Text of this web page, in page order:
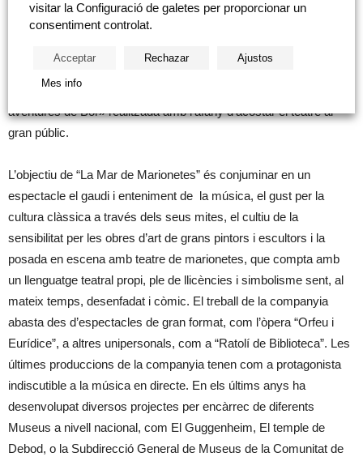
«La Mar de Marionetas» naix en 1997 com a continuació de la
diversos treballs per a l’àmbit de la televisió, destacant «Les
aventures de Bor» realitzada amb l’afany d’acostar el teatre al
gran públic.
L’objectiu de “La Mar de Marionetes” és conjuminar en un
espectacle el gaudi i enteniment de la música, el gust per la
cultura clàssica a través dels seus mites, el cultiu de la
sensibilitat per les obres d’art de grans pintors i escultors i la
posada en escena amb teatre de marionetes, que compta amb
un llenguatge teatral propi, ple de llicències i simbolisme sent, al
mateix temps, desenfadat i còmic. El treball de la companyia
abasta des d’espectacles de gran format, com l’òpera “Orfeu i
Eurídice”, a altres unipersonals, com a “Ratolí de Biblioteca”. Les
últimes produccions de la companyia tenen com a protagonista
indiscutible a la música en directe. En els últims anys ha
desenvolupat diversos projectes per encàrrec de diferents
Museus a nivell nacional, com El Guggenheim, El temple de
Debod, o la Subdirecció General de Museus de la Comunitat de
visitar la Configuració de galetes per proporcionar un
consentiment controlat.
Acceptar Rechazar Ajustos
Mes info